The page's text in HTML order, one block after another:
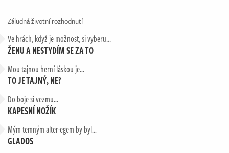
Záludná životní rozhodnutí
Ve hrách, když je možnost, si vyberu...
ŽENU A NESTYDÍM SE ZA TO
Mou tajnou herní láskou je…
TO JE TAJNÝ, NE?
Do boje si vezmu…
KAPESNÍ NOŽÍK
Mým temným alter-egem by byl…
GLADOS